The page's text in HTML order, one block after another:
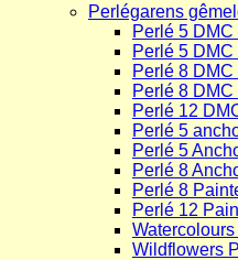
Perlégarens
Perlé 5 DMC
Perlé 5
Perlé 8
Perlé 8
Perlé 12
Perlé 5
Perlé 5
Perlé 8
Perlé 8
Perlé 12
Wildflowers